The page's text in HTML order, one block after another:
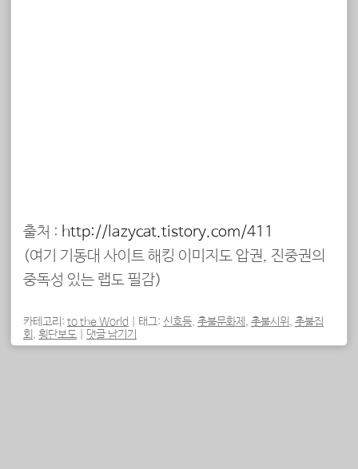
출처 : http://lazycat.tistory.com/411
(여기 기동대 사이트 해킹 이미지도 압권, 진중권의
중독성 있는 랩도 필감)
카테고리: to the World 태그: 신호등, 촛불문화제 , 촛불시위, 촛불집
회, 횡단보도 댓글 남기기